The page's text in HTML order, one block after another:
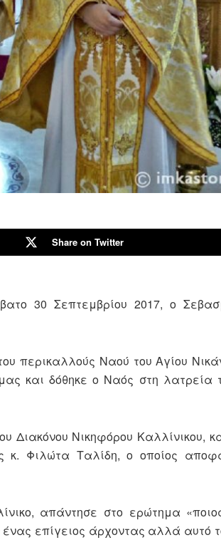
Share on Twitter
30 Σεπτεμβρίου 2017, ο
περικαλλούς Ναού του Αγίου
και δόθηκε ο Ναός στη λατρεία
Νικηφόρου Καλλίνικου,
κ. Φιλώτα Ταλίδη, ο οποίος
απάντησε στο ερώτημα
ένας επίγειος άρχοντας αλλά αυτό